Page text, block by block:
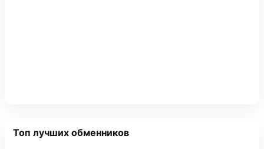
Топ лучших обменников